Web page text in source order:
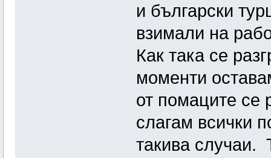
и български
взимали на
Как така се
моменти
от помаците се
слагам всички
такива случаи.